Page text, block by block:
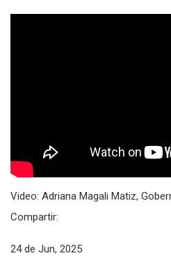
Video: Adriana Magali Matiz,
Compartir:
24 de Jun, 2025